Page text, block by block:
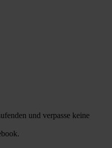
und verpasse keine